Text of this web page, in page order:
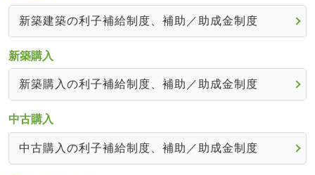
新築建築の利子補給制度、補助／助成金制度
新築購入
新築購入の利子補給制度、補助／助成金制度
中古購入
中古購入の利子補給制度、補助／助成金制度